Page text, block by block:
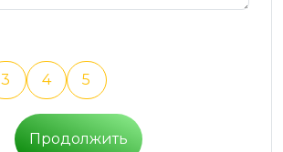
3 4 5
Продолжить